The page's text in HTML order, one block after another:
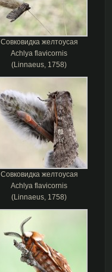
Совковидка желтоусая
Achlya flavicornis
(Linnaeus, 1758)
Совковидка желтоусая
Achlya flavicornis
(Linnaeus, 1758)